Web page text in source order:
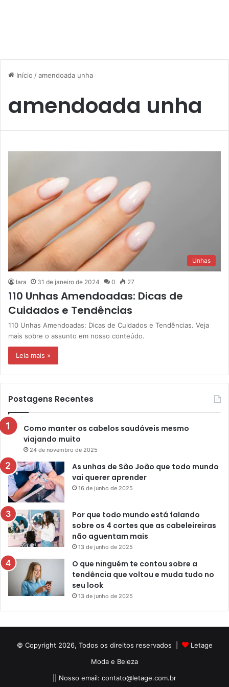
Início /amendoada unha
amendoada unha
Unhas
Iara 31 de janeiro de 2024 0 27
110 Unhas Amendoadas: Dicas de
Cuidados e Tendências
110 Unhas Amendoadas: Dicas de Cuidados e Tendências. Veja
mais sobre o assunto em nosso conteúdo.
Leia mais »
Postagens Recentes
Como manter os cabelos saudáveis mesmo
viajando muito
24 de novembro de 2025
As unhas de São João que todo mundo
vai querer aprender
16 de junho de 2025
Por que todo mundo está falando
sobre os 4 cortes que as cabeleireiras
não aguentam mais
13 de junho de 2025
O que ninguém te contou sobre a
tendência que voltou e muda tudo no
seu look
13 de junho de 2025
© Copyright 2026, Todos os direitos reservados |
Letage
Moda e Beleza
|| Nosso email: contato@letage.com.br